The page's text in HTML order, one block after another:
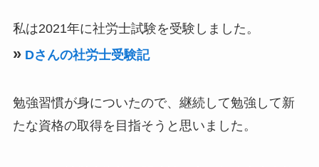
私は2021年に社労士試験を受験しました。
» Dさんの社労士受験記
勉強習慣が身についたので、継続して勉強して新
たな資格の取得を目指そうと思いました。